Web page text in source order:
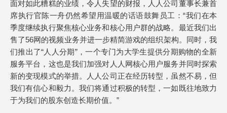
面对如此糟糕的业绩，令人失望的财报，人人公司董事长兼首
席执行官陈一舟仍然希望用温暖的话语鼓舞员工：“我们在本
季度继续执行聚焦核心业务和核心用户群的战略。最近我们出
售了56网的视频业务并进一步精简游戏的组织架构。同时，我
们推出了“人人分期”，一个专门为大学生提供分期购物的全新
服务平台，这也是我们加强对人人网核心用户服务并同时探索
新的变现模式的举措。人人公司正在经历转型，虽然不易，但
我们有信心和毅力。我们将通过积极的转型，一如既往地致力
于为我们的股东创造长期价值。”